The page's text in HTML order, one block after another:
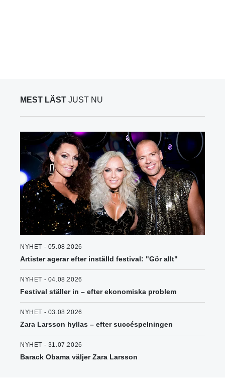
MEST LÄST JUST NU
NYHET - 05.08.2026
Artister agerar efter inställd festival: "Gör allt"
NYHET - 04.08.2026
Festival ställer in – efter ekonomiska problem
NYHET - 03.08.2026
Zara Larsson hyllas – efter succéspelningen
NYHET - 31.07.2026
Barack Obama väljer Zara Larsson